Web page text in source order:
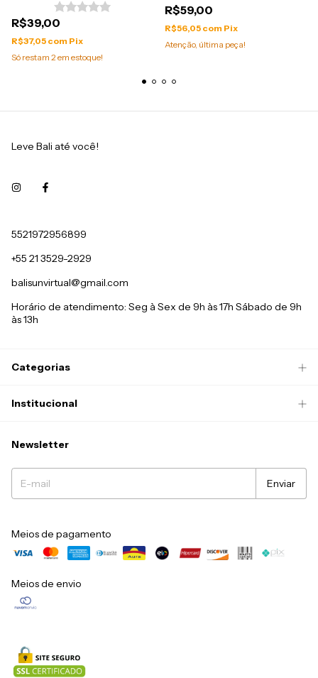
R$39,00
R$37,05 com Pix
Só restam 2em estoque!
R$59,00
R$56,05 com Pix
Atenção, última peça!
Leve Bali até você!
5521972956899
+55 21 3529-2929
balisunvirtual@gmail.com
Horário de atendimento: Seg à Sex de 9h às 17h Sábado de 9h
às 13h
Categorias
Institucional
Newsletter
Meios de pagamento
Meios de envio